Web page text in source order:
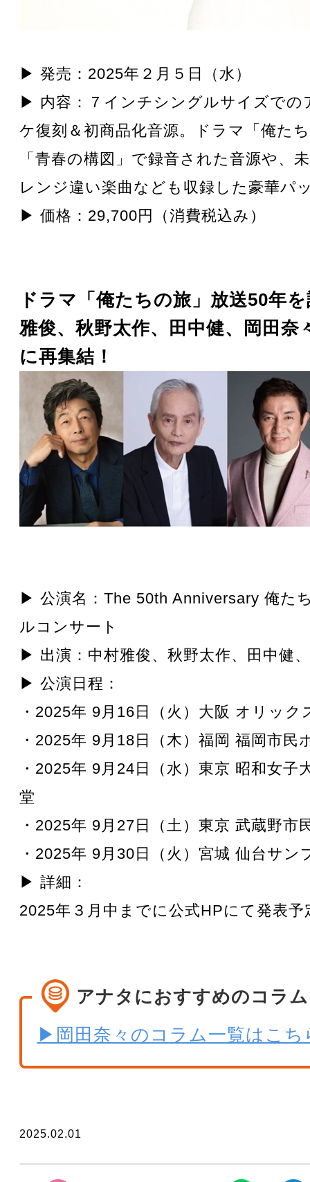
▶ 発売：2025年２月５日（水）
▶ 内容：７インチシングルサイズでの
ケ復刻＆初商品化音源。ドラマ「俺た
「青春の構図」で録音された音源や、
レンジ違い楽曲なども収録した豪華パ
▶ 価格：29,700円（消費税込み）
ドラマ「俺たちの旅」放送50年
雅俊、秋野太作、田中健、岡田奈
に再集結！
▶ 公演名：The 50th Anniversary 俺た
ルコンサート
▶ 出演：中村雅俊、秋野太作、田中健
▶ 公演日程：
・2025年 9月16日（火）大阪 オリック
・2025年 9月18日（木）福岡 福岡市民
・2025年 9月24日（水）東京 昭和女子
堂
・2025年 9月27日（土）東京 武蔵野市
・2025年 9月30日（火）宮城 仙台サン
▶ 詳細：
2025年３月中までに公式HPにて発表予
アナタにおすすめのコラム
▶岡田奈々のコラム一覧はこち
2025.02.01